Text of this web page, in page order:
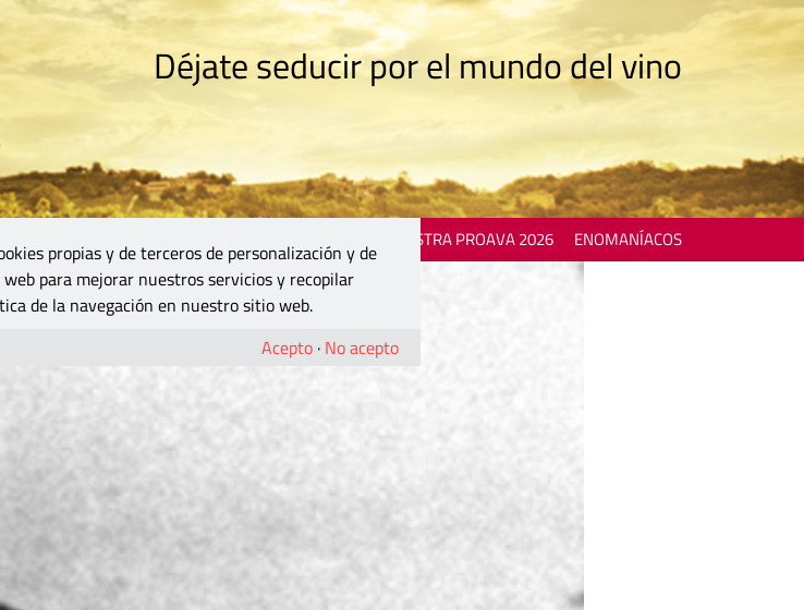
Déjate seducir por el mundo del vino
MOSTRA PROAVA 2026 ENOMANÍACOS
propias y de terceros de personalización y de
para mejorar nuestros servicios y recopilar
de la navegación en nuestro sitio web.
Acepto · No acepto